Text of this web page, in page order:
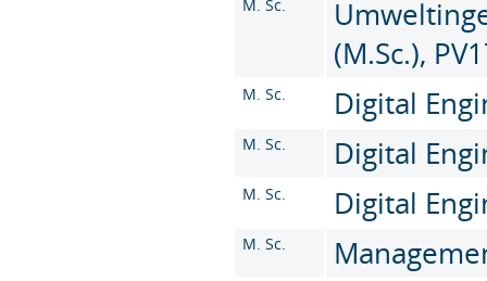
M. Sc.
(M.Sc.),
M. Sc. Digital
M. Sc. Digital
M. Sc. Digital
M. Sc.